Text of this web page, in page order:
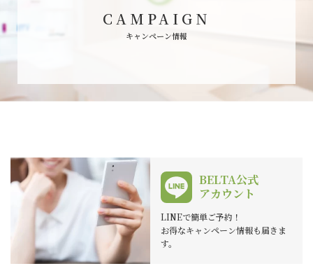
CAMPAIGN
キャンペーン情報
BELTA公式
アカウント
LINEで簡単ご予約！
お得なキャンペーン情報も届きま
す。